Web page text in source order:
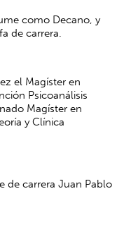
como Decano, y
de carrera.
el Magíster en
Psicoanálisis
Magíster en
y Clínica
de carrera Juan Pablo